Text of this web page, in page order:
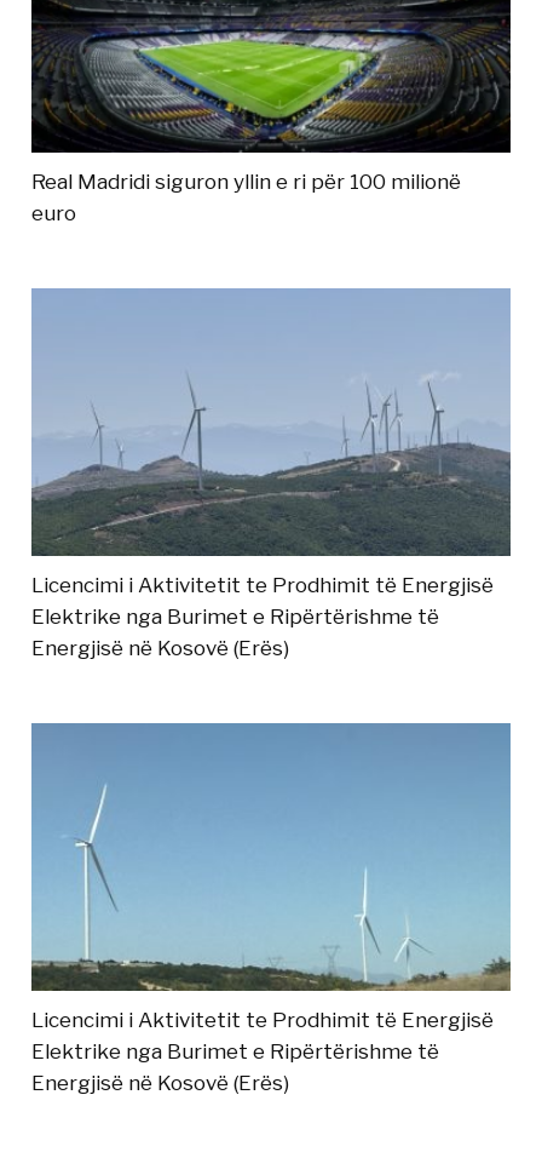
Real Madridi siguron yllin e ri për 100 milionë
euro
Licencimi i Aktivitetit te Prodhimit të Energjisë
Elektrike nga Burimet e Ripërtërishme të
Energjisë në Kosovë (Erës)
Licencimi i Aktivitetit te Prodhimit të Energjisë
Elektrike nga Burimet e Ripërtërishme të
Energjisë në Kosovë (Erës)